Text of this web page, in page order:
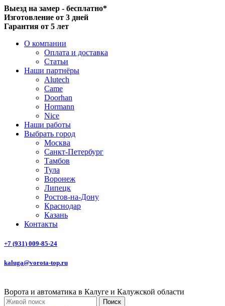
Выезд на замер - бесплатно*
Изготовление от 3 дней
Гарантия от 5 лет
О компании
Оплата и доставка
Статьи
Наши партнёры
Alutech
Came
Doorhan
Hormann
Nice
Наши работы
Выбрать город
Москва
Санкт-Петербург
Тамбов
Тула
Воронеж
Липецк
Ростов-на-Дону
Краснодар
Казань
Контакты
+7 (931) 009-85-24
kaluga@vorota-top.ru
Ворота и автоматика в Калуге и Калужской области
Поиск